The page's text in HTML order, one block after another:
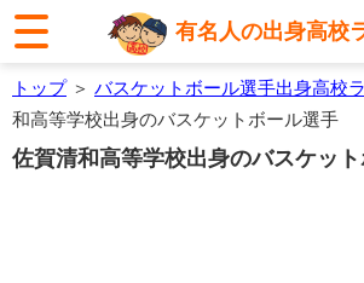
有名人の出身高校
トップ＞ バスケットボール選手出身高校
和高等学校出身のバスケットボール選手
佐賀清和高等学校出身のバスケッ